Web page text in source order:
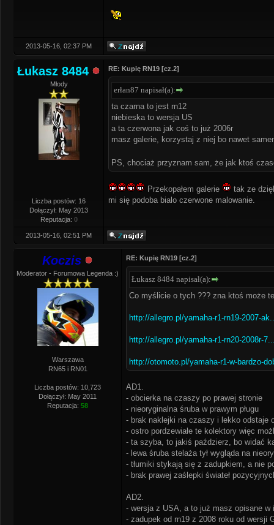
2013-05-16, 02:37 PM
Łukasz 8484
Młody
Liczba postów: 16
Dołączył: May 2013
Reputacja: 0
RE: Kupię RN19 [cz.2]
erłan87 napisał(a):
ta czarna to jest rn12
niebieska to wersja US
a ta czerwona jak coś to już 2006r
masz galerie, korzystaj z niej bo nawet
PS, chociaż przyznam sam, że jak ktoś
Przekopałem galerie
tak ze
mi się podoba bialo czerwone malowanie.
2013-05-16, 02:51 PM
Koczis
Moderator - Forumowa Legenda :)
Warszawa
RN65 i RN01
Liczba postów: 10,723
Dołączył: May 2011
Reputacja: 58
RE: Kupię RN19 [cz.2]
Łukasz 8484 napisał(a):
Co myślicie o tych ??? zna ktoś może
http://allegro.pl/yamaha-r1-rn19-2007-
http://allegro.pl/yamaha-r1-rn20-2008r-
http://otomoto.pl/yamaha-r1-w-bardzo-
AD1.
- obcierka na czaszy po prawej stronie
- nieoryginalna śruba w prawym pługu
- brak naklejki na czaszy i lekko odstaje
- ostro pordzewiałe te kolektory więc
- ta szyba, to jakiś paździerz, bo widać
- lewa śruba stelaża tył wygląda na
- tłumiki stykają się z zadupkiem, a nie
- brak prawej zaślepki świateł
AD2.
- wersja z USA, a to już masz opisane
- zadupek od rn19 z 2008 roku od wersji